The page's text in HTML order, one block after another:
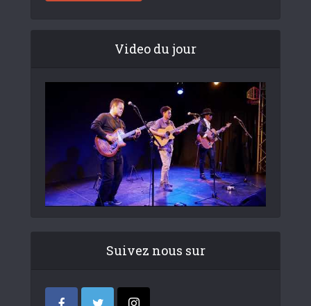
Video du jour
Suivez nous sur